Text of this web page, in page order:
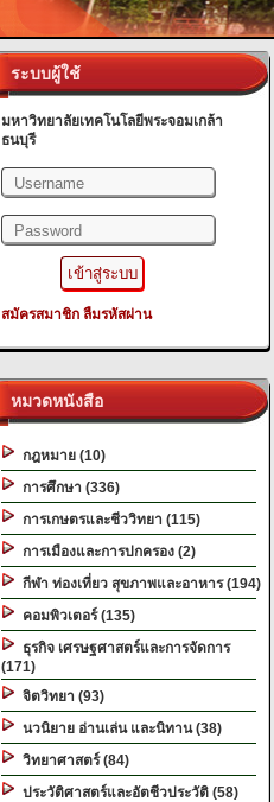
ระบบผู้ใช้
มหาวิทยาลัยเทคโนโลยีพระจอมเกล้า
ธนบุรี
สมัครสมาชิก ลืมรหัสผ่าน
หมวดหนังสือ
กฎหมาย (10)
การศึกษา (336)
การเกษตรและชีววิทยา (115)
การเมืองและการปกครอง (2)
กีฬา ท่องเที่ยว สุขภาพและอาหาร (194)
คอมพิวเตอร์ (135)
ธุรกิจ เศรษฐศาสตร์และการจัดการ
(171)
จิตวิทยา (93)
นวนิยาย อ่านเล่น และนิทาน (38)
วิทยาศาสตร์ (84)
ประวัติศาสตร์และอัตชีวประวัติ (58)